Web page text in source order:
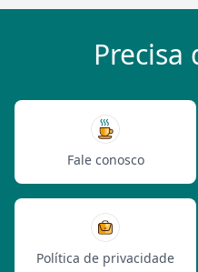
Precisa
Fale conosco
Política de privacidade